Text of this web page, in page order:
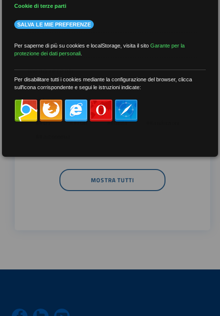
più recenti
meno recenti
per tag
##DS ##FGU ##Gilda
MOSTRA TUTTI
Cookie di terze parti
SALVA LE MIE PREFERENZE
Per saperne di più su cookies e localStorage, visita il sitoGarante per la
protezione dei dati personali
Per disabilitare tutti i cookies mediante la configurazione del browser, clicca
sull'icona corrispondente e segui le istruzioni indicate: